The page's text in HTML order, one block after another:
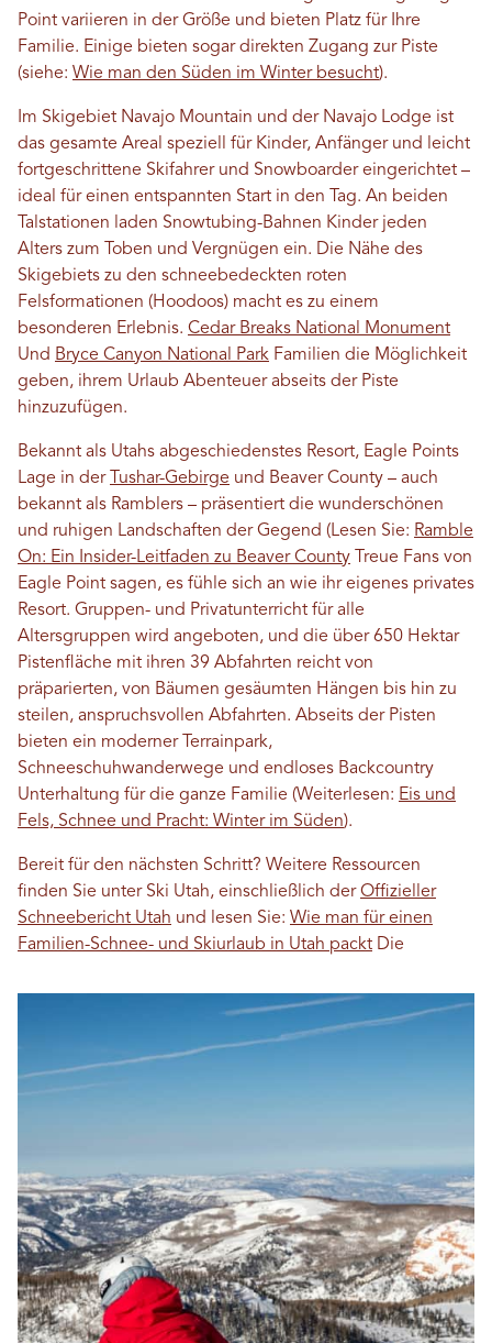
Point variieren in der Größe und bieten Platz für Ihre
Familie. Einige bieten sogar direkten Zugang zur Piste
(siehe: Wie man den Süden im Winter besucht).
Im Skigebiet Navajo Mountain und der Navajo Lodge ist
das gesamte Areal speziell für Kinder, Anfänger und leicht
fortgeschrittene Skifahrer und Snowboarder eingerichtet –
ideal für einen entspannten Start in den Tag. An beiden
Talstationen laden Snowtubing-Bahnen Kinder jeden
Alters zum Toben und Vergnügen ein. Die Nähe des
Skigebiets zu den schneebedeckten roten
Felsformationen (Hoodoos) macht es zu einem
besonderen Erlebnis. Cedar Breaks National Monument
Und Bryce Canyon National Park Familien die Möglichkeit
geben, ihrem Urlaub Abenteuer abseits der Piste
hinzuzufügen.
Bekannt als Utahs abgeschiedenstes Resort, Eagle Points
Lage in der Tushar-Gebirge und Beaver County – auch
bekannt als Ramblers – präsentiert die wunderschönen
und ruhigen Landschaften der Gegend (Lesen Sie: Ramble
On: Ein Insider-Leitfaden zu Beaver County Treue Fans von
Eagle Point sagen, es fühle sich an wie ihr eigenes privates
Resort. Gruppen- und Privatunterricht für alle
Altersgruppen wird angeboten, und die über 650 Hektar
Pistenfläche mit ihren 39 Abfahrten reicht von
präparierten, von Bäumen gesäumten Hängen bis hin zu
steilen, anspruchsvollen Abfahrten. Abseits der Pisten
bieten ein moderner Terrainpark,
Schneeschuhwanderwege und endloses Backcountry
Unterhaltung für die ganze Familie (Weiterlesen: Eis und
Fels, Schnee und Pracht: Winter im Süden).
Bereit für den nächsten Schritt? Weitere Ressourcen
finden Sie unter Ski Utah, einschließlich derOffizieller
Schneebericht Utah und lesen Sie: Wie man für einen
Familien-Schnee- und Skiurlaub in Utah packt Die